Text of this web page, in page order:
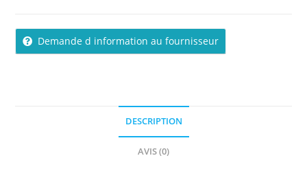
Demande d information au fournisseur
DESCRIPTION
AVIS (0)